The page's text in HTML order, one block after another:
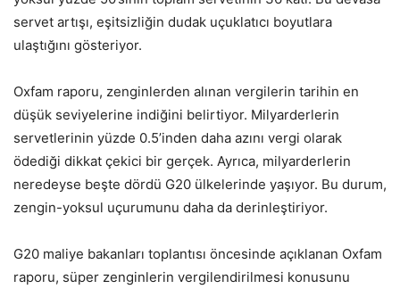
servet artışı, eşitsizliğin dudak uçuklatıcı boyutlara
ulaştığını gösteriyor.
Oxfam raporu, zenginlerden alınan vergilerin tarihin en
düşük seviyelerine indiğini belirtiyor. Milyarderlerin
servetlerinin yüzde 0.5’inden daha azını vergi olarak
ödediği dikkat çekici bir gerçek. Ayrıca, milyarderlerin
neredeyse beşte dördü G20 ülkelerinde yaşıyor. Bu durum,
zengin-yoksul uçurumunu daha da derinleştiriyor.
G20 maliye bakanları toplantısı öncesinde açıklanan Oxfam
raporu, süper zenginlerin vergilendirilmesi konusunu